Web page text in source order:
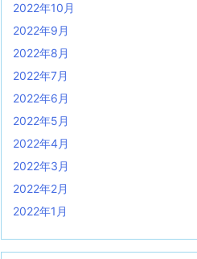
2022年10月
2022年9月
2022年8月
2022年7月
2022年6月
2022年5月
2022年4月
2022年3月
2022年2月
2022年1月